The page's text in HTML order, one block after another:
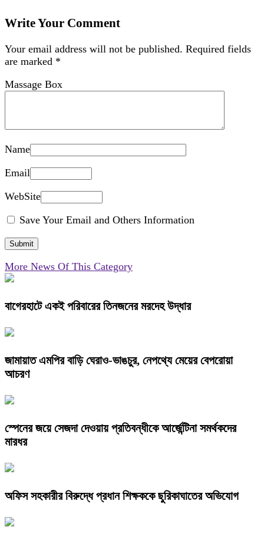
Write Your Comment
Your email address will not be published. Required fields
are marked *
Massage Box
Name
Email
WebSite
Save Your Email and Others Information
More News Of This Category
বাগেরহাটে একই পরিবারের তিনজনের মরদেহ উদ্ধার
জামায়াত এমপির বাড়ি ঘেরাও-ভাঙচুর, নেপথ্যে মেয়ের বেপরোয়া
আচরণ
স্পেনের জয়ে সেজদা দেওয়ায় প্রতিবন্ধীকে আর্জেন্টিনা সমর্থকদের
মারধর
অফিস সহকারীর বিরুদ্ধে প্রধান শিক্ষককে ছুরিকাঘাতের অভিযোগ